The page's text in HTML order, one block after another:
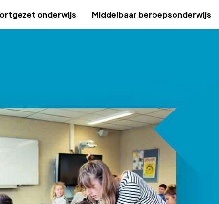
onderwijs Middelbaar beroepsonderwijs